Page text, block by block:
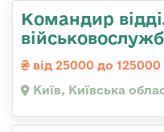
Командир
від 25000 до 125000
Київ, Київська